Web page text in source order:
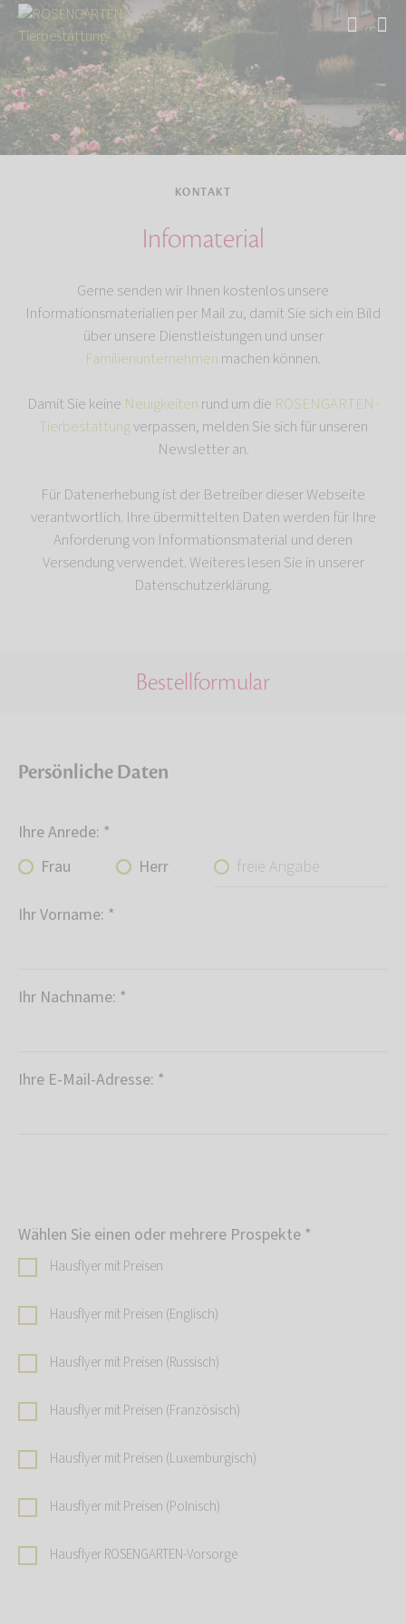
Start Kontakt
KONTAKT
Infomaterial
Gerne senden wir Ihnen kostenlos unsere
Informationsmaterialien per Mail zu, damit Sie sich ein Bild
über unsere Dienstleistungen und unser
Familienunternehmen machen können.
Damit Sie keine Neuigkeiten rund um die ROSENGARTEN-
Tierbestattungverpassen, melden Sie sich für unseren
Newsletter an.
Für Datenerhebung ist der Betreiber dieser Webseite
verantwortlich. Ihre übermittelten Daten werden für Ihre
Anforderung von Informationsmaterial und deren
Versendung verwendet. Weiteres lesen Sie in unserer
Datenschutzerklärung.
Bestellformular
Persönliche Daten
Ihre Anrede: *
Frau
Herr freie Angabe
Ihr Vorname: *
Ihr Nachname: *
Ihre E-Mail-Adresse: *
Wählen Sie einen oder mehrere Prospekte *
Hausflyer mit Preisen
Hausflyer mit Preisen (Englisch)
Hausflyer mit Preisen (Russisch)
Hausflyer mit Preisen (Französisch)
Hausflyer mit Preisen (Luxemburgisch)
Hausflyer mit Preisen (Polnisch)
Hausflyer ROSENGARTEN-Vorsorge